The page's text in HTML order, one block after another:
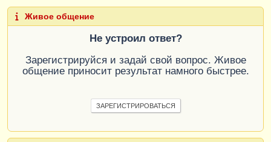
Живое общение
Не устроил ответ?
Зарегистрируйся и задай свой вопрос. Живое
общение приносит результат намного быстрее.
ЗАРЕГИСТРИРОВАТЬСЯ